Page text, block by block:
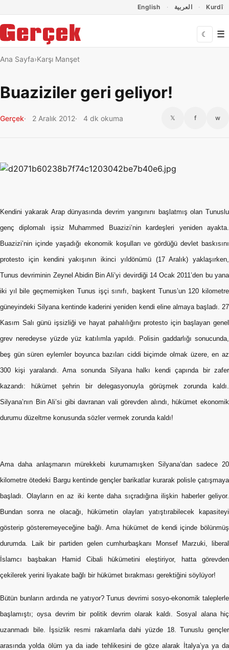
English العربية Kurdî
☾ ☰
Ana Sayfa Karşı Manşet
Buaziziler geri geliyor!
Gerçek 2 Aralık 2012 4 dk okuma 𝕏 f w
Kendini yakarak Arap dünyasında devrim yangınını başlatmış olan Tunuslu
genç diplomalı işsiz Muhammed Buazizi’nin kardeşleri yeniden ayakta.
Buazizi’nin içinde yaşadığı ekonomik koşulları ve gördüğü devlet baskısını
protesto için kendini yakışının ikinci yıldönümü (17 Aralık) yaklaşırken,
Tunus devriminin Zeynel Abidin Bin Ali’yi devirdiği 14 Ocak 2011’den bu yana
iki yıl bile geçmemişken Tunus işçi sınıfı, başkent Tunus’un 120 kilometre
güneyindeki Silyana kentinde kaderini yeniden kendi eline almaya başladı. 27
Kasım Salı günü işsizliği ve hayat pahalılığını protesto için başlayan genel
grev neredeyse yüzde yüz katılımla yapıldı. Polisin gaddarlığı sonucunda,
beş gün süren eylemler boyunca bazıları ciddi biçimde olmak üzere, en az
300 kişi yaralandı. Ama sonunda Silyana halkı kendi çapında bir zafer
kazandı: hükümet şehrin bir delegasyonuyla görüşmek zorunda kaldı.
Silyana’nın Bin Ali’si gibi davranan vali görevden alındı, hükümet ekonomik
durumu düzeltme konusunda sözler vermek zorunda kaldı!
Ama daha anlaşmanın mürekkebi kurumamışken Silyana’dan sadece 20
kilometre ötedeki Bargu kentinde gençler barikatlar kurarak polisle çatışmaya
başladı. Olayların en az iki kente daha sıçradığına ilişkin haberler geliyor.
Bundan sonra ne olacağı, hükümetin olayları yatıştırabilecek kapasiteyi
gösterip gösteremeyeceğine bağlı. Ama hükümet de kendi içinde bölünmüş
durumda. Laik bir partiden gelen cumhurbaşkanı Monsef Marzuki, liberal
İslamcı başbakan Hamid Cibali hükümetini eleştiriyor, hatta görevden
çekilerek yerini liyakate bağlı bir hükümet bırakması gerektiğini söylüyor!
Bütün bunların ardında ne yatıyor? Tunus devrimi sosyo-ekonomik taleplerle
başlamıştı; oysa devrim bir politik devrim olarak kaldı. Sosyal alana hiç
uzanmadı bile. İşsizlik resmi rakamlarla dahi yüzde 18. Tunuslu gençler
arasında yolda ölüm ya da iade tehlikesini de göze alarak İtalya’ya ya da